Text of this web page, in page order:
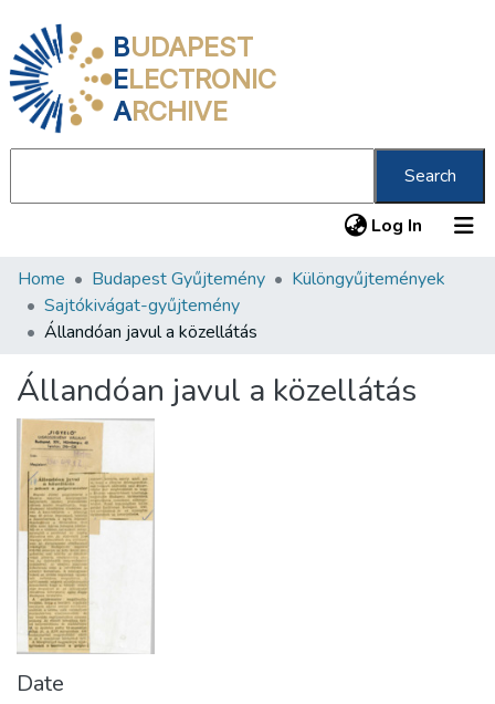
BUDAPEST
ELECTRONIC
ARCHIVE
Search
Log In (current)
Communities & Collections
All of DSpace
Statistics
About us
Home Budapest Gyűjtemény
Különgyűjtemények
Sajtókivágat-gyűjtemény
Állandóan javul a közellátás
Állandóan javul a közellátás
Date